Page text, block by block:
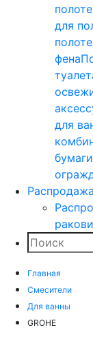
для
фена
для
бумаги
Распродажа
Поиск
Главная
Смесители
Для ванны
GROHE